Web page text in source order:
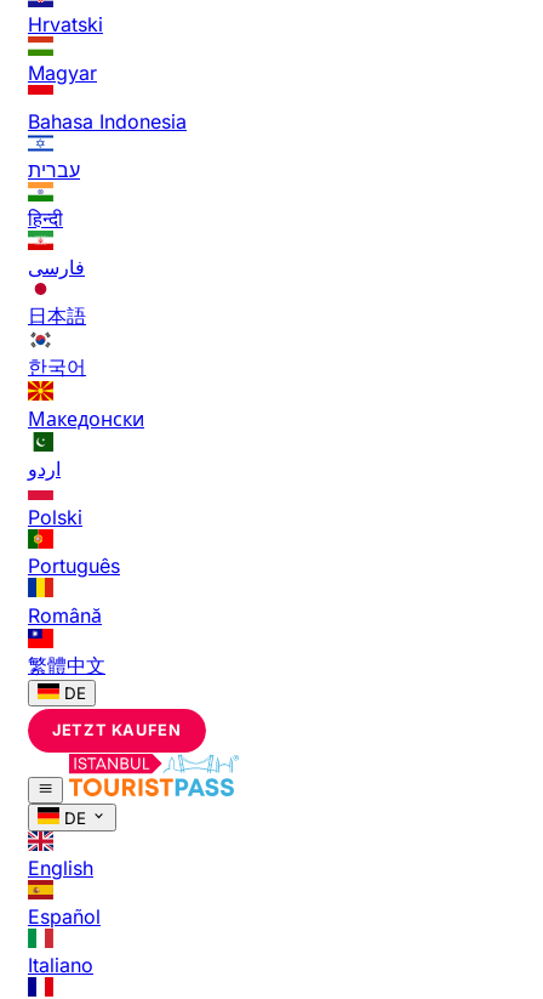
Hrvatski
Magyar
Bahasa Indonesia
עברית
हिन्दी
فارسی
日本語
한국어
Македонски
اردو
Polski
Português
Română
繁體中文
DE
JETZT KAUFEN
DE
English
Español
Italiano